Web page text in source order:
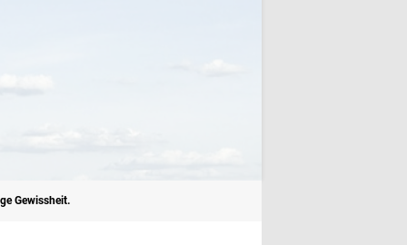
Gewissheit.